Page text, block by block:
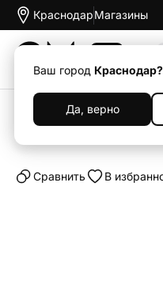
Краснодар
Ваш город Краснодар?
Да, верно
Магазины
Каталог
Планшет
Cравнить В